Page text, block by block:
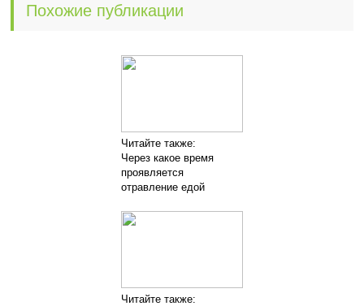
Похожие публикации
Читайте также:
Через какое время
проявляется
отравление едой
Читайте также: